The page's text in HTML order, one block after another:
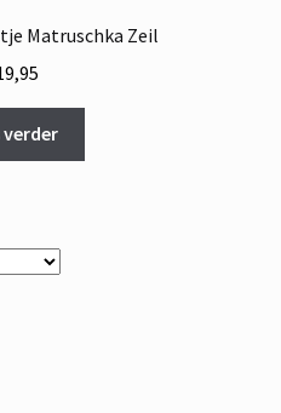
Matruschka Zeil
verder